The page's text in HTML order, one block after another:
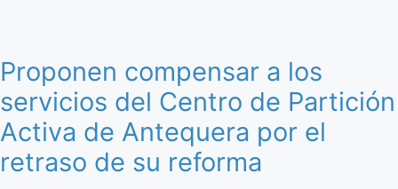
Proponen compensar a los
servicios del Centro de Partición
Activa de Antequera por el
retraso de su reforma